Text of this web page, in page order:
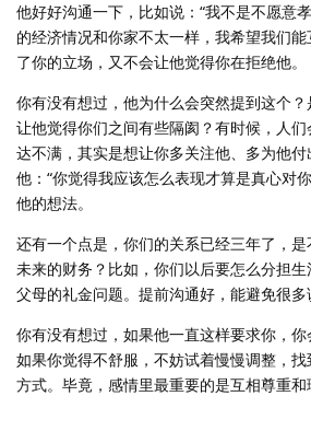
他好好沟通一下，比如说：“我不是不愿意
的经济情况和你家不太一样，我希望我们
了你的立场，又不会让他觉得你在拒绝他。
你有没有想过，他为什么会突然提到这个
让他觉得你们之间有些隔阂？有时候，人们
达不满，其实是想让你多关注他、多为他
他：“你觉得我应该怎么表现才算是真心对
他的想法。
还有一个点是，你们的关系已经三年了，
未来的财务？比如，你们以后要怎么分担
父母的礼金问题。提前沟通好，能避免很多
你有没有想过，如果他一直这样要求你，
如果你觉得不舒服，不妨试着慢慢调整，
方式。毕竟，感情里最重要的是互相尊重和